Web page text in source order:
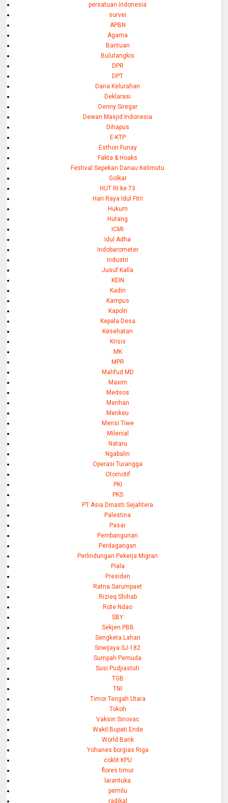
persatuan Indonesia
survei
APBN
Agama
Bantuan
Bulutangkis
DPR
DPT
Dana Kelurahan
Deklarasi
Denny Siregar
Dewan Masjid Indonesia
Dihapus
E-KTP
Esthon Funay
Fakta & Hoaks
Festival Sepekan Danau Kelimutu
Golkar
HUT RI ke 73
Hari Raya Idul Fitri
Hukum
Hutang
ICMI
Idul Adha
Indobarometer
Industri
Jusuf Kalla
KEIN
Kadin
Kampus
Kapolri
Kepala Desa
Kesehatan
Krisis
MK
MPR
Mahfud MD
Maxim
Medsos
Menhan
Menkeu
Mensi Tiwe
Milenial
Nataru
Ngabalin
Operasi Turangga
Otomotif
PKI
PKS
PT Asia Dinasti Sejahtera
Palestina
Pasar
Pembangunan
Perdagangan
Perlindungan Pekerja Migran
Piala
Presiden
Ratna Sarumpaet
Rizieq Shihab
Rote Ndao
SBY
Sekjen PBB
Sengketa Lahan
Sriwijaya SJ-182
Sumpah Pemuda
Susi Pudjiastuti
TGB
TNI
Timor Tengah Utara
Tokoh
Vaksin Sinovac
Wakil Bupati Ende
World Bank
Yohanes borgias Riga
coklit KPU
flores timur
larantuka
pemilu
radikal